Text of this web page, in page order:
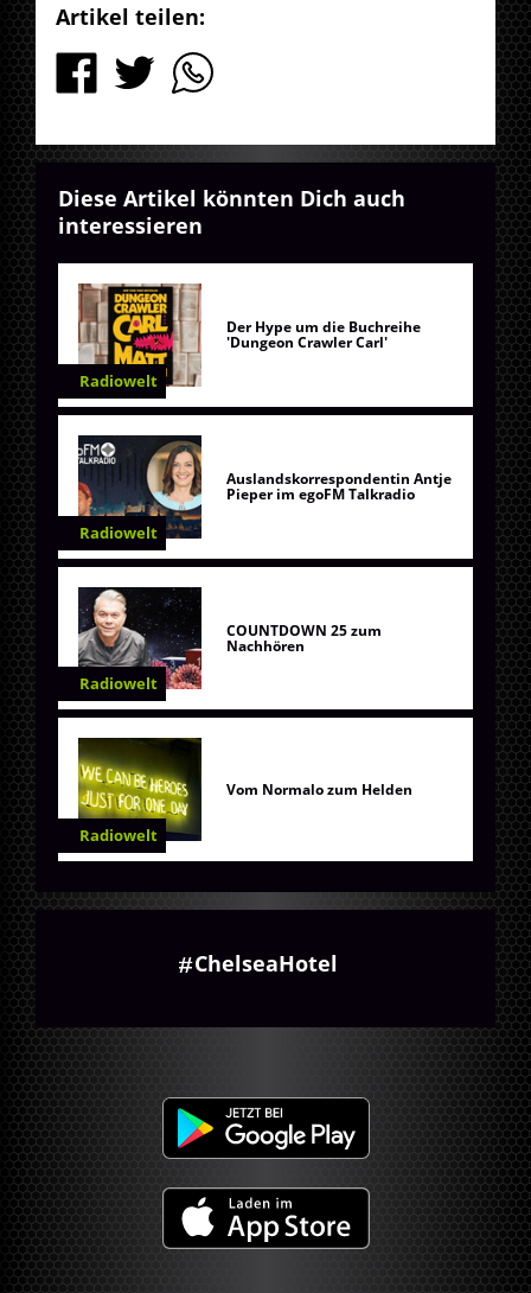
Artikel teilen:
Diese Artikel könnten Dich auch
interessieren
Radiowelt
Der Hype um die Buchreihe
'Dungeon Crawler Carl'
Radiowelt
Auslandskorrespondentin Antje
Pieper im egoFM Talkradio
Radiowelt
COUNTDOWN 25 zum
Nachhören
Radiowelt
Vom Normalo zum Helden
ChelseaHotel